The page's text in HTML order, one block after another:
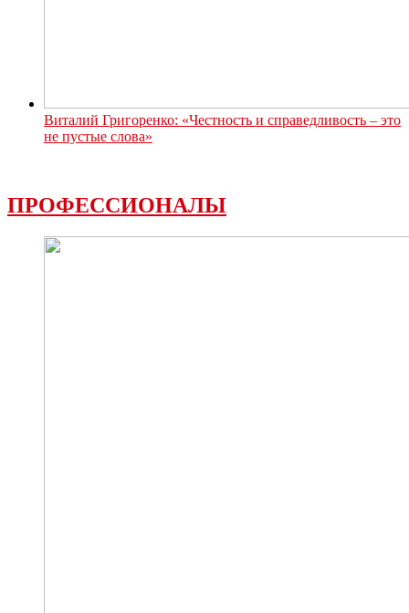
Виталий Григоренко: «Честность и справедливость – это
не пустые слова»
ПРОФЕССИОНАЛЫ